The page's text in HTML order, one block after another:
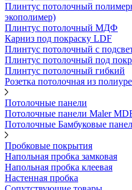
Плинтус потолочный
экополимер)
Плинтус потолочный МДФ
Карниз под покраску LDF
Плинтус потолочный с
Плинтус потолочный под
Плинтус потолочный гибкий
Розетка потолочная из
Потолочные панели
Потолочные панели Maler
Потолочные Бамбуковые
Пробковые покрытия
Напольная пробка замковая
Напольная пробка клеевая
Настенная пробка